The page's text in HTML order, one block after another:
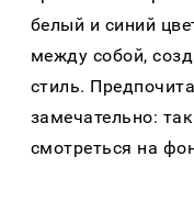
белый и синий
между собой,
стиль.
замечательно:
смотреться на